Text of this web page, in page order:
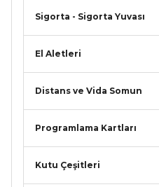
Sigorta - Sigorta Yuvası
El Aletleri
Distans ve Vida Somun
Programlama Kartları
Kutu Çeşitleri